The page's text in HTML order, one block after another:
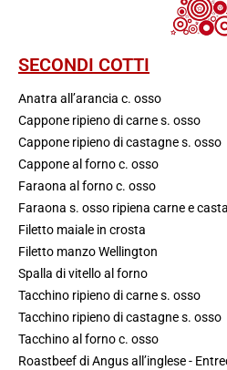
SECONDI COTTI
Anatra all’arancia c. osso
Cappone ripieno di carne s. osso
Cappone ripieno di castagne s. osso
Cappone al forno c. osso
Faraona al forno c. osso
Faraona s. osso ripiena carne e
Filetto maiale in crosta
Filetto manzo Wellington
Spalla di vitello al forno
Tacchino ripieno di carne s. osso
Tacchino ripieno di castagne s. osso
Tacchino al forno c. osso
Roastbeef di Angus all’inglese -